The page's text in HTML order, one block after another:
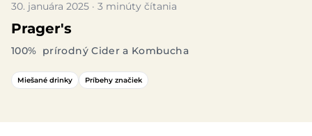
30. januára 2025 · 3 minúty čítania
Prager's
100% prírodný Cider a Kombucha
Miešané drinky Príbehy značiek